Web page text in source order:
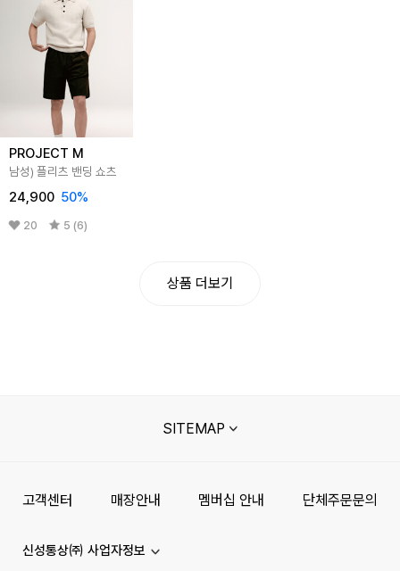
PROJECT M
남성) 플리츠 밴딩 쇼츠
24,900 50%
20 5 (6)
상품 더보기
SITEMAP
고객센터 매장안내 멤버십 안내 단체주문문의
신성통상㈜ 사업자정보